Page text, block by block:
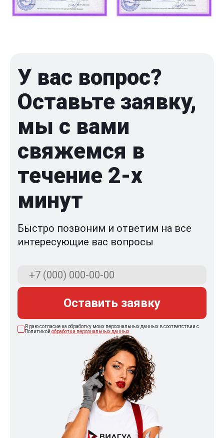
У вас вопрос?
Оставьте заявку,
мы с вами
свяжемся в
течение 2-x
минут
Быстро позвоним и ответим на все
интересующие вас вопросы
Оставить заявку
Я даю согласие на обработку моих персональных данных в соответствии с
Политикой обработки персональных данных